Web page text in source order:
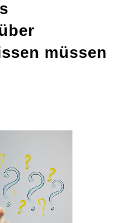
müssen